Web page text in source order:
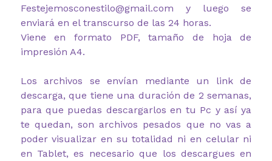
Festejemosconestilo@gmail.com y luego se
enviará en el transcurso de las 24 horas.
Viene en formato PDF, tamaño de hoja de
impresión A4.
Los archivos se envían mediante un link de
descarga, que tiene una duración de 2 semanas,
para que puedas descargarlos en tu Pc y así ya
te quedan, son archivos pesados que no vas a
poder visualizar en su totalidad ni en celular ni
en Tablet, es necesario que los descargues en